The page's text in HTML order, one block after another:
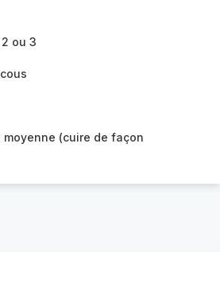
ou 3
moyenne (cuire de façon